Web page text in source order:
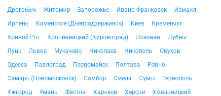
Дрогобыч
Житомир Запорожье Ивано-Франковск
Измаил
Ирпень
Каменское (Днепродзержинск) Киев
Кременчуг
Кривой Рог
Кропивницкий (Кировоград) Лозовая
Лубны
Луцк
Львов Мукачево Николаев Никополь
Обухов
Одесса
Павлоград Первомайск Полтава
Ровно
Самарь (Новомосковск)
Самбор Смела Сумы
Тернополь
Ужгород
Умань Фастов Харьков Херсон
Хмельницкий